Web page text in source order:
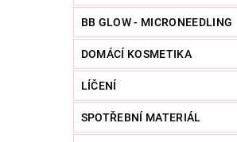
BB GLOW - MICRONEEDLING
DOMÁCÍ KOSMETIKA
LÍČENÍ
SPOTŘEBNÍ MATERIÁL